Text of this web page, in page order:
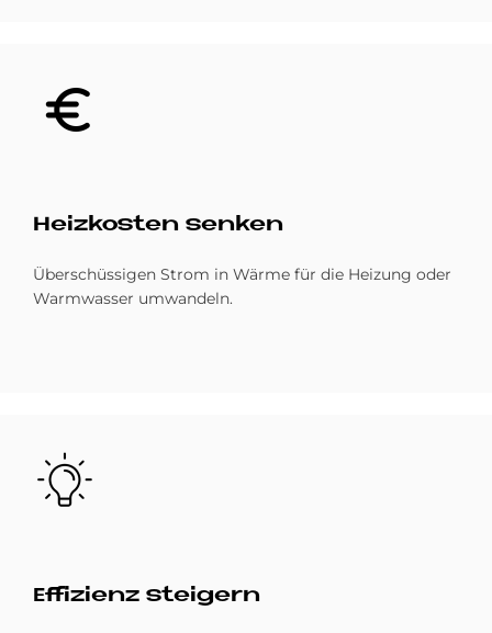
Heiz­ko­sten sen­ken
Überschüssigen Strom in Wärme für die Heizung oder
Warmwasser umwandeln.
Ef­fi­zi­enz stei­gern